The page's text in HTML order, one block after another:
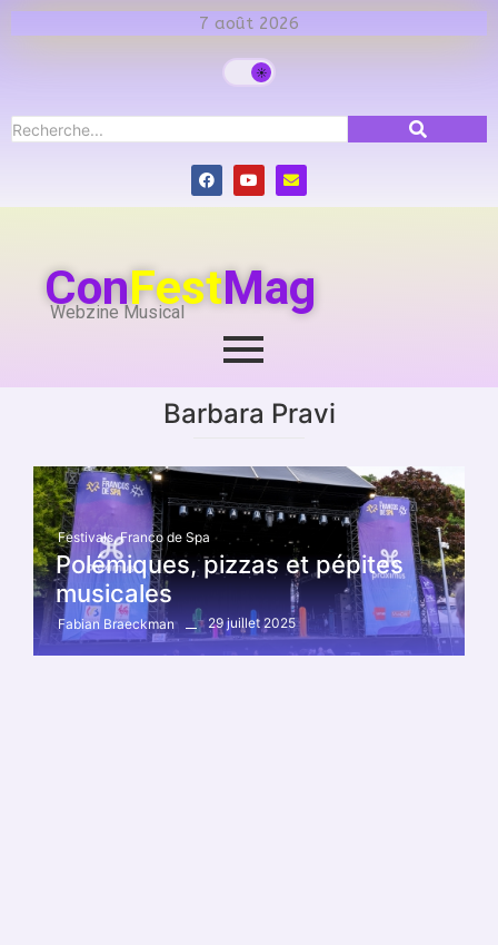
7 août 2026
ConFestMag
Webzine Musical
Barbara Pravi
Festivals, Franco de Spa
Polémiques, pizzas et pépites
musicales
Fabian Braeckman 29 juillet 2025